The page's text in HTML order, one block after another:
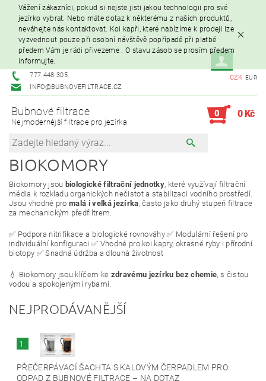
Vážení zákazníci, pokud si nejste jisti jakou technologii pro své
jezírko vybrat. Nebo máte dotaz k některému z našich produktů,
neváhejte nás kontaktovat. Koi kapři, které nabízíme k prodeji lze
vyzvednout pouze při osobní návštěvě popřípadě při platbě
předem Vám je rádi přivezeme . O stavu zásob se prosím předem
informujte.
777 448 305
INFO@BUBNOVEFILTRACE.CZ
CZK EUR
Bubnové filtrace
Nejmodernější filtrace pro jezírka
0 0 Kč
BIOKOMORY
Biokomory jsou biologické filtrační jednotky, které využívají filtrační
média k rozkladu organických nečistot a stabilizaci vodního prostředí.
Jsou vhodné promalá i velká jezírka, často jako druhý stupeň filtrace
za mechanickým předfiltrem.
✅ Podpora nitrifikace a biologické rovnováhy ✅ Modulární řešení pro
individuální konfiguraci ✅ Vhodné pro koi kapry, okrasné ryby i přírodní
biotopy ✅ Snadná údržba a dlouhá životnost
💧 Biokomory jsou klíčem ke zdravému jezírku bez chemie, s čistou
vodou a spokojenými rybami.
NEJPRODÁVANĚJŠÍ
1.
PŘEČERPÁVACÍ ŠACHTA S KALOVÝM ČERPADLEM PRO
ODPAD Z BUBNOVÉ FILTRACE – NA DOTAZ